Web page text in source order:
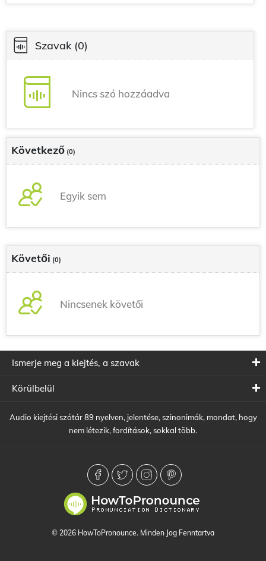
Szavak (0)
Nincs szó hozzáadva
Következő (0)
Egyik sem
Követői (0)
Nincsenek követői
Ismerje meg a kiejtés, a szavak
Körülbelül
Audio kiejtési szótár 89 nyelven, jelentése, szinonimák, mondat, hogy
nem létezik, fordítások, sokkal több.
© 2026 HowToPronounce. Minden Jog Fenntartva